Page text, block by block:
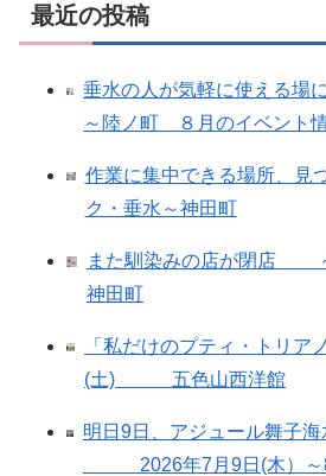
最近の投稿
垂水の人が気軽に使える場
～陸ノ町 ８月のイベント
作業に集中できる場所、
ク・垂水～神田町
また馴染みの店が閉店
神田町
「私だけのプティ・トリア
(土) 五色山西洋館
明日9日、アジュール舞子
2026年7月9日(木）～8